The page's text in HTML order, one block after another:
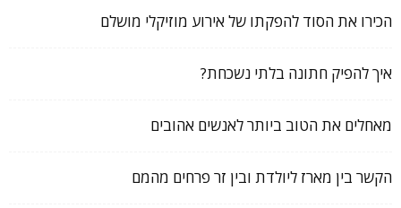
הכירו את הסוד להפקתו של אירוע מוזיקלי מושלם
איך להפיק חתונה בלתי נשכחת?
מאחלים את הטוב ביותר לאנשים אהובים
הקשר בין מארז ליולדת ובין זר פרחים מהמם